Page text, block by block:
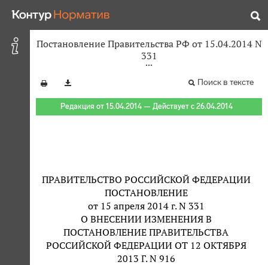
Постановление Правительства РФ от 15.04.2014 N
331
Поиск в тексте
Редакция от 15.04.2014 — Действует с 26.04.2014
ПРАВИТЕЛЬСТВО РОССИЙСКОЙ ФЕДЕРАЦИИ
ПОСТАНОВЛЕНИЕ
от 15 апреля 2014 г. N 331
О ВНЕСЕНИИ ИЗМЕНЕНИЯ В
ПОСТАНОВЛЕНИЕ ПРАВИТЕЛЬСТВА
РОССИЙСКОЙ ФЕДЕРАЦИИ ОТ 12 ОКТЯБРЯ
2013 Г. N 916